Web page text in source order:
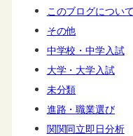
このブログについて
その他
中学校・中学入試
大学・大学入試
未分類
進路・職業選び
関関同立即日分析